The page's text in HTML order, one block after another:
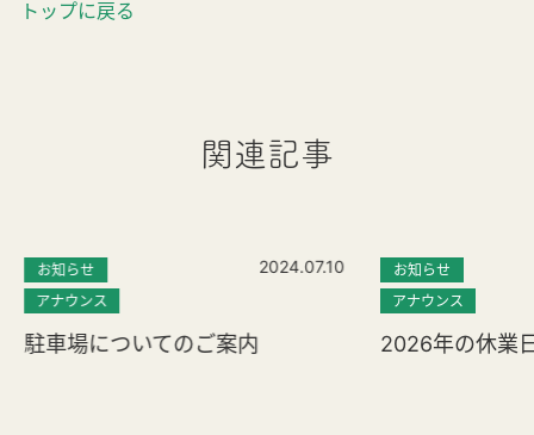
トップに戻る
関連記事
お知らせ
アナウンス
2024.07.10
駐車場についてのご案内
お知らせ
アナウンス
2026年の休業